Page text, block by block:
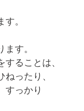
。
す。
ることは、
ったり、
すっかり